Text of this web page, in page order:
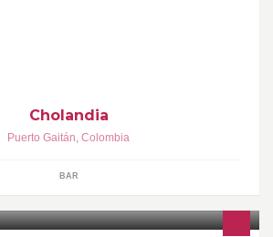
Cholandia
Puerto Gaitán, Colombia
BAR